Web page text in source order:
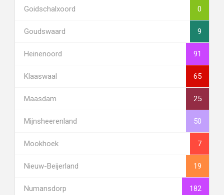
Goidschalxoord 0
Goudswaard 9
Heinenoord 91
Klaaswaal 65
Maasdam 25
Mijnsheerenland 50
Mookhoek 7
Nieuw-Beijerland 19
Numansdorp 182